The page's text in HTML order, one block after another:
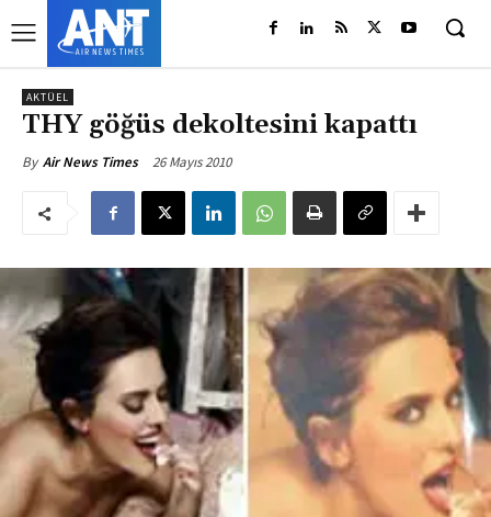
AKTÜEL
THY göğüs dekoltesini kapattı
By Air News Times 26 Mayıs 2010